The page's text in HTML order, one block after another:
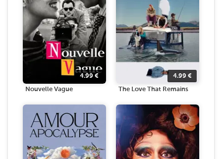
4.99 €
Nouvelle Vague
4.99 €
The Love That Remains